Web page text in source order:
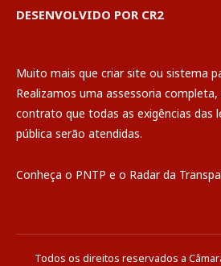
DESENVOLVIDO POR CR2
Muito mais que criar site ou sistema
Realizamos uma assessoria completa,
contrato que todas as exigências das
pública serão atendidas.
Conheça o PNTP e o Radar da
Todos os direitos reservados a